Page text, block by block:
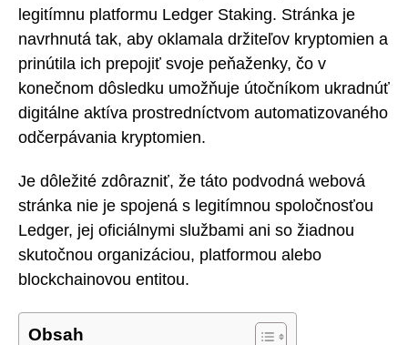
legitímnu platformu Ledger Staking. Stránka je
navrhnutá tak, aby oklamala držiteľov kryptomien a
prinútila ich prepojiť svoje peňaženky, čo v
konečnom dôsledku umožňuje útočníkom ukradnúť
digitálne aktíva prostredníctvom automatizovaného
odčerpávania kryptomien.
Je dôležité zdôrazniť, že táto podvodná webová
stránka nie je spojená s legitímnou spoločnosťou
Ledger, jej oficiálnymi službami ani so žiadnou
skutočnou organizáciou, platformou alebo
blockchainovou entitou.
Obsah